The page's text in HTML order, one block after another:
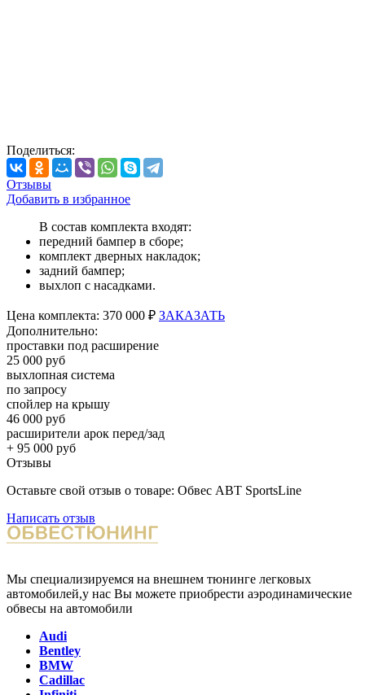
Поделиться:
Отзывы
Добавить в избранное
В состав комплекта входят:
передний бампер в сборе;
комплект дверных накладок;
задний бампер;
выхлоп с насадками.
Цена комплекта: 370 000 ₽ ЗАКАЗАТЬ
Дополнительно:
проставки под расширение
25 000 руб
выхлопная система
по запросу
спойлер на крышу
46 000 руб
расширители арок перед/зад
+ 95 000 руб
Отзывы
Оставьте свой отзыв о товаре: Обвес ABT SportsLine
Написать отзыв
Мы специализируемся на внешнем тюнинге легковых
автомобилей,у нас Вы можете приобрести аэродинамические
обвесы на автомобили
Audi
Bentley
BMW
Cadillac